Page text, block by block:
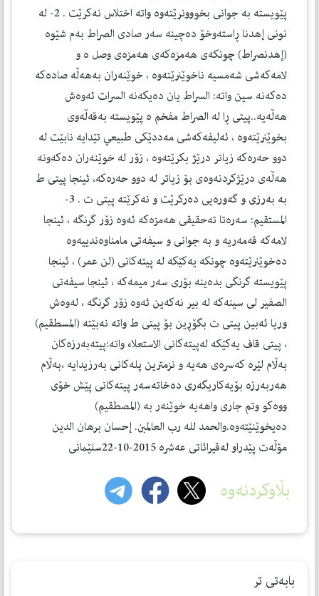
پێویسته‌ به‌ جوانی بخووونرێته‌وه‌ واته‌ اختلاس نه‌كرێت . 2- له‌
نونی إهدنا ڕاسته‌وخۆ ده‌چینه‌ سه‌ر صادی الصراط به‌م شێوه‌
(إهدنصراط) چونكه‌ی هه‌مزه‌كه‌ی هه‌مزه‌ی وصل ه‌ و
لامه‌كه‌شی شه‌مسیه‌ ناخوێنرێته‌وه‌ ، خوێنه‌ران به‌هه‌ڵه‌ صاده‌كه‌
ده‌كه‌نه‌ سین واته‌: السراط یان ده‌یكه‌نه‌ السرات ئه‌وه‌ش
هه‌ڵه‌یه‌..پیتی ڕا له‌ الصراط مفخم ه پێویسته‌ به‌قه‌ڵه‌وی
بخوێنرێته‌وه‌ ، ئه‌لیفه‌كه‌شی مه‌ددێكی طبیعي تێدایه‌ نابێت له‌
دوو حه‌ره‌كه‌ زیاتر درێژ بكرێته‌وه‌ ، زۆر له‌ خوێنه‌ران ده‌كه‌ونه‌
هه‌ڵه‌ی درێژكردنه‌وه‌ی بۆ زیاتر له‌ دوو حه‌ره‌كه‌، ئینجا پیتی ط
به‌ به‌رزی و گه‌وره‌یی ده‌ركرێت و نه‌كرێته‌ پیتی ت . 3-
المستقیم: سه‌ره‌تا ته‌حقیقی هه‌مزه‌كه‌ ئه‌وه‌ زۆر گرنگه‌ ، ئینجا
لامه‌كه‌ قه‌مه‌ریه‌ و به‌ جوانی و سیفه‌تی مامناوه‌ندییه‌وه‌
ده‌خوێنرێته‌وه‌ چونكه‌ یه‌كێكه‌ له‌ پیته‌كانی (لن عمر) ، ئینجا
پێویسته‌ گرنگی بده‌ینه‌ بۆری سه‌ر میمه‌كه‌ ، ئینجا سیفه‌تی
الصفیر لی سینه‌كه‌ له‌ بیر نه‌كه‌ین ئه‌وه‌ زۆر گرنگه‌ ، له‌وه‌ش
وریا ئه‌بین پیتی ت بگۆڕین بۆ پیتی ط واته‌ نه‌بێته‌ (المسطقیم)
، پیتی قاف یه‌كێكه‌ له‌پیته‌كانی الاستعلاء واته‌:پیته‌به‌رزه‌كان
به‌ڵام لێره‌ كه‌سره‌ی هه‌یه‌ و نزمترین پله‌كانی به‌رزیدایه‌ ،به‌ڵام
هه‌ربه‌رزه‌ بۆیه‌كاریگه‌ری ده‌خاته‌سه‌ر پیته‌كانی پێش خۆی
ووه‌كو وتم جاری واهه‌یه‌ خوێنه‌ر به‌ (المصطقیم)
ده‌یخوێنێته‌وه‌.والحمد لله رب العالمبن. إحسان برهان الدین
مۆڵه‌ت پێدراو له‌قیرائاتی عه‌شره‌ 2015-10-22سلێمانی
بڵاوکردنەوە
بابەتی تر